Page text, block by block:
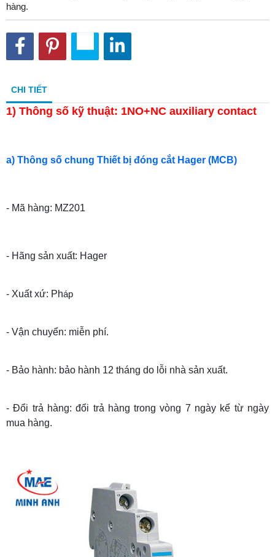
hàng.
CHI TIẾT
1) Thông số kỹ thuật: 1NO+NC auxiliary contact
a) Thông số chung Thiết bị đóng cắt Hager (MCB)
- Mã hàng: MZ201
- Hãng sản xuất: Hager
- Xuất xứ: Pháp
- Vận chuyển: miễn phí.
- Bảo hành: bảo hành 12 tháng do lỗi nhà sản xuất.
- Đổi trả hàng: đổi trả hàng trong vòng 7 ngày kể từ ngày
mua hàng.